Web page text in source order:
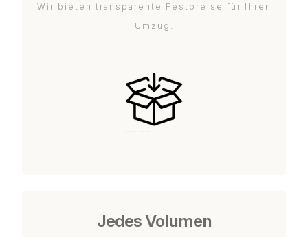
Wir bieten transparente Festpreise für Ihren
Umzug.
Jedes Volumen